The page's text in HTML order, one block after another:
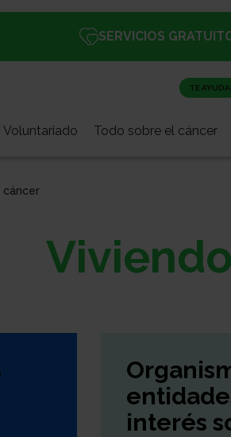
SERVICIOS
TE
Voluntariado Todo sobre el cáncer
cáncer
interés